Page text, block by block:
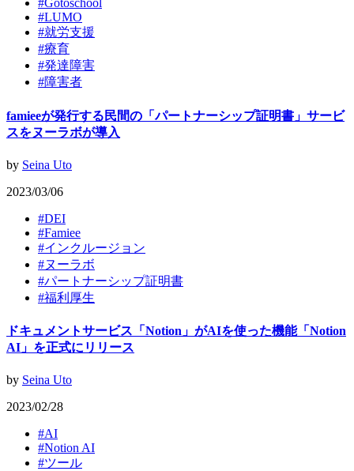
#Gotoschool
#LUMO
#就労支援
#療育
#発達障害
#障害者
famieeが発行する民間の「パートナーシップ証明書」サービ
スをヌーラボが導入
by Seina Uto
2023/03/06
#DEI
#Famiee
#インクルージョン
#ヌーラボ
#パートナーシップ証明書
#福利厚生
ドキュメントサービス「Notion」がAIを使った機能「Notion
AI」を正式にリリース
by Seina Uto
2023/02/28
#AI
#Notion AI
#ツール